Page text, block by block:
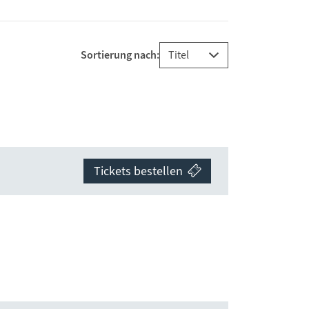
Sortierung nach:
Tickets bestellen